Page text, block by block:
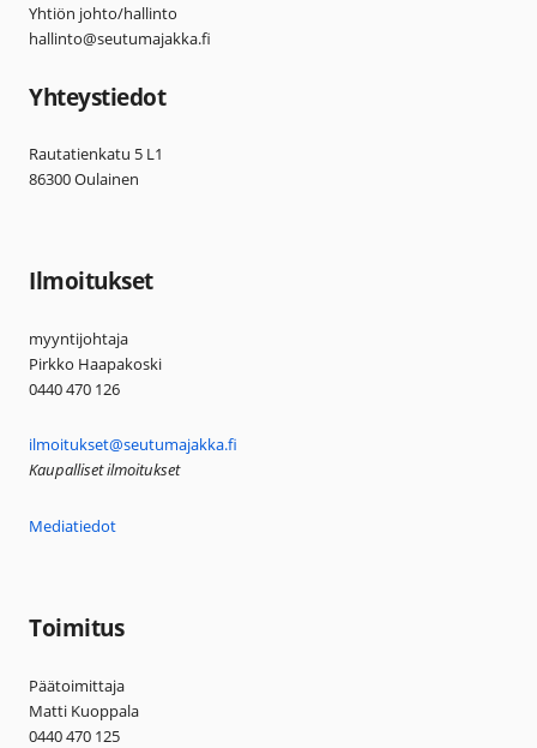
Yhtiön johto/hallinto
hallinto@seutumajakka.fi
Yhteystiedot
Rautatienkatu 5 L1
86300 Oulainen
Ilmoitukset
myyntijohtaja
Pirkko Haapakoski
0440 470 126
ilmoitukset@seutumajakka.fi
Kaupalliset ilmoitukset
Mediatiedot
Toimitus
Päätoimittaja
Matti Kuoppala
0440 470 125